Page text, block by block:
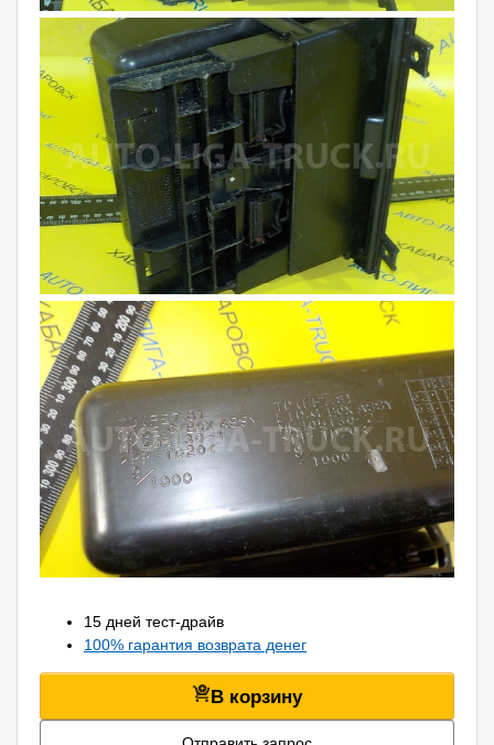
15 дней тест-драйв
100% гарантия возврата денег
В корзину